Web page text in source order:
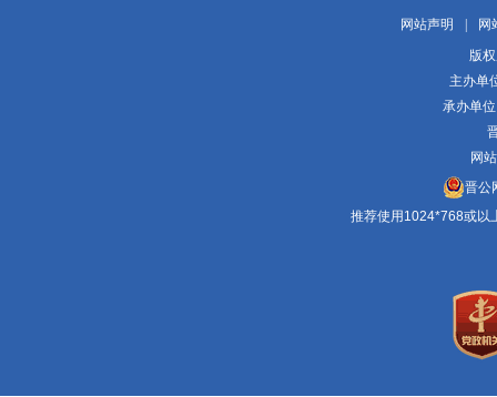
网站声明
网
版
主办单
承办单
网
晋公
推荐使用1024*768或以